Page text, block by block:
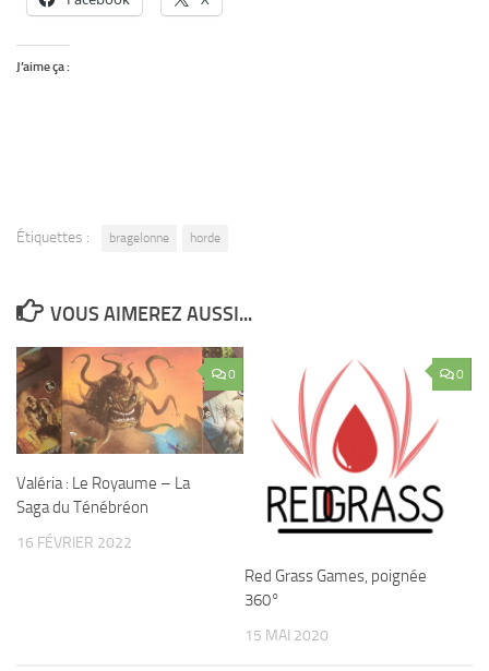
J’aime ça :
Étiquettes : bragelonne horde
VOUS AIMEREZ AUSSI...
0
Valéria : Le Royaume – La
Saga du Ténébréon
16 FÉVRIER 2022
0
Red Grass Games, poignée
360°
15 MAI 2020